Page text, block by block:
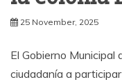
25 November, 2025
El Gobierno Municipal
ciudadanía a